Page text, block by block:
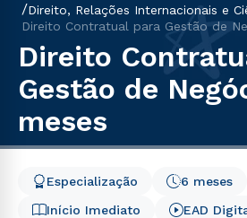
Direito, Relações Internacionais e
Direito Contratual para Gestão de
Direito
Gestão de
meses
Início Imediato
6 meses
Especialização
EAD